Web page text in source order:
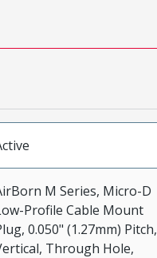
M Series, Micro-D
Profile Cable Mount
0.050" (1.27mm) Pitch,
Through Hole,